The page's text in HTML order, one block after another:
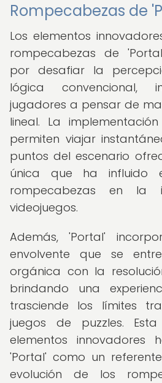
Rompecabezas de
Los elementos
rompecabezas de
por desafiar la
lógica convencional,
jugadores a pensar de
lineal. La
permiten viajar
puntos del escenario
única que ha influido
rompecabezas en la
videojuegos.
Además, 'Portal'
envolvente que se
orgánica con la
brindando una
trasciende los límites
juegos de puzzles.
elementos innovadores
'Portal' como un
evolución de los